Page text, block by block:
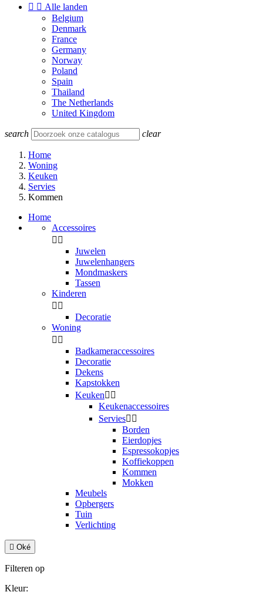
  Alle landen
Belgium
Denmark
France
Germany
Norway
Poland
Spain
Thailand
The Netherlands
United Kingdom
search clear
Home
Woning
Keuken
Servies
Kommen
Home
Accessoires
 
Juwelen
Juwelenhangers
Mondmaskers
Tassen
Kinderen
 
Decoratie
Woning
 
Badkameraccessoires
Decoratie
Dekens
Kapstokken
Keuken 
Keukenaccessoires
Servies 
Borden
Eierdopjes
Espressokopjes
Koffiekoppen
Kommen
Mokken
Meubels
Opbergers
Tuin
Verlichting
 Oké
Filteren op
Kleur: